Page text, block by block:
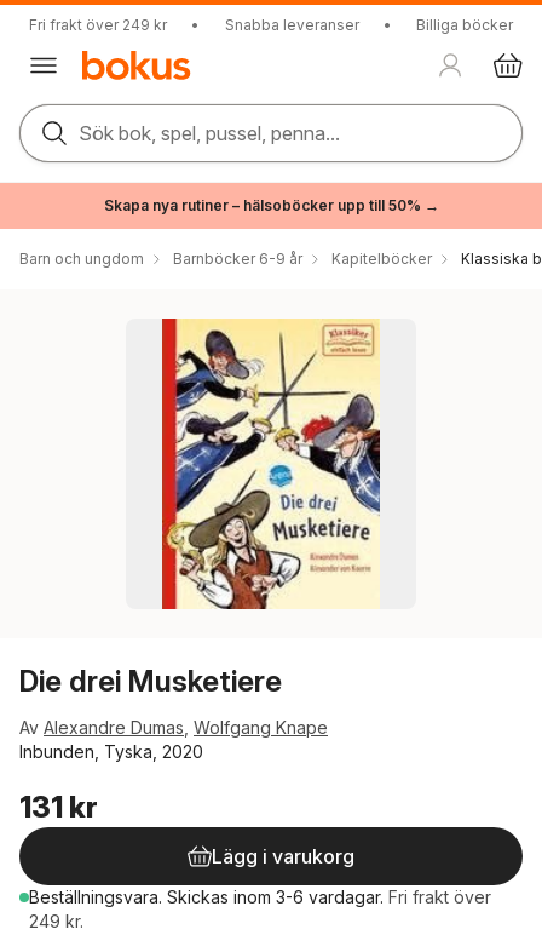
Fri frakt över 249 kr • Snabba leveranser • Billiga böcker
Sök bok, spel, pussel, penna...
Skapa nya rutiner – hälsoböcker upp till 50% →
Barn och ungdom Barnböcker 6-9 år Kapitelböcker Klassiska
Die drei Musketiere
Av Alexandre Dumas Wolfgang Knape
Inbunden, Tyska, 2020
131 kr
Lägg i varukorg
Beställningsvara. Skickas inom 3-6 vardagar. Fri frakt över
249 kr.